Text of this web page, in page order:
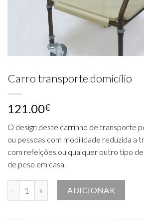
Carro transporte domicílio
121.00€
O design deste carrinho de transporte
ou pessoas com mobilidade reduzida a
com refeições ou qualquer outro tipo
de peso em casa.
Quantidade de Carro transporte domicílio
ADICIONAR